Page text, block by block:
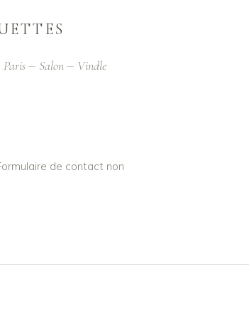
Paris Salon Vindle
de contact non